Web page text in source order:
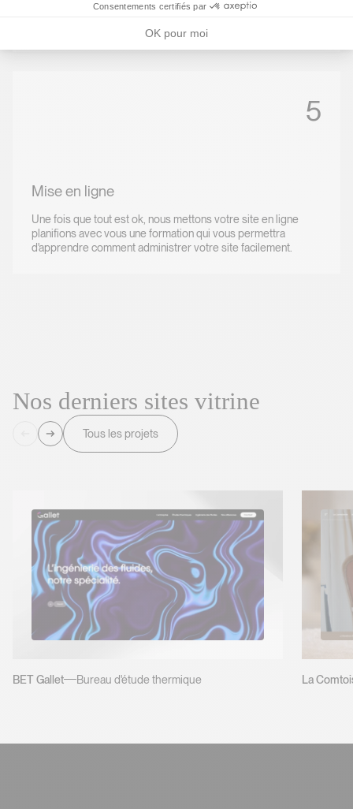
lien vous sera partagé pour suivre en temps réel
5
Mise en ligne
Une fois que tout est ok, nous mettons votre site en ligne
planifions avec vous une formation qui vous permettra
d'apprendre comment administrer votre site facilement.
Nos derniers sites vitrine
Nos derniers sites vitrine
Tous les projets
BET Gallet Bureau d'étude thermique La
Consentements certifiés par
OK pour moi